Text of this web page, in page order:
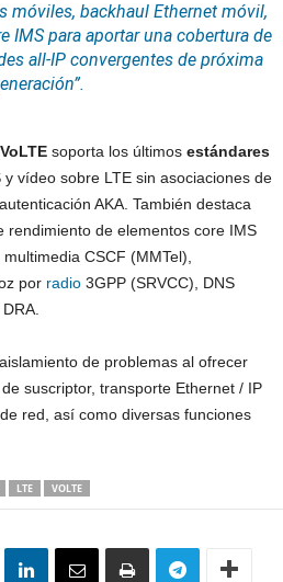
móviles, backhaul Ethernetmóvil,
IMS para aportar una cobertura de
all-IP convergentes de próxima
VoLTE soporta los últimos estándares
y vídeo sobre LTE sin asociaciones de
AKA. También destaca
rendimiento de elementos core IMS
CSCF (MMTel),
por radio 3GPP (SRVCC), DNS
de problemas al ofrecer
suscriptor, transporte Ethernet / IP
red, así como diversas funciones
LTE VOLTE